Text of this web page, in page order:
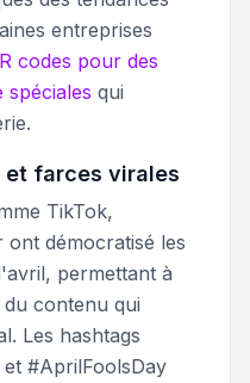
entreprises
codes pour des
spéciales qui
et farces virales
TikTok,
ont démocratisé les
permettant à
contenu qui
Les hashtags
#AprilFoolsDay